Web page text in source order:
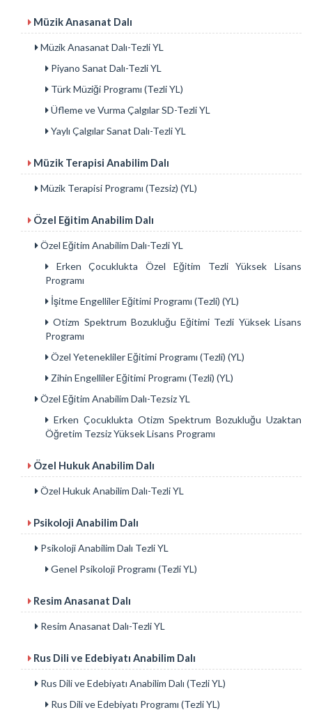
Müzik Anasanat Dalı
Müzik Anasanat Dalı-Tezli YL
Piyano Sanat Dalı-Tezli YL
Türk Müziği Programı (Tezli YL)
Üfleme ve Vurma Çalgılar SD-Tezli YL
Yaylı Çalgılar Sanat Dalı-Tezli YL
Müzik Terapisi Anabilim Dalı
Müzik Terapisi Programı (Tezsiz) (YL)
Özel Eğitim Anabilim Dalı
Özel Eğitim Anabilim Dalı-Tezli YL
Erken Çocuklukta Özel Eğitim Tezli Yüksek Lisans
Programı
İşitme Engelliler Eğitimi Programı (Tezli) (YL)
Otizm Spektrum Bozukluğu Eğitimi Tezli Yüksek Lisans
Programı
Özel Yetenekliler Eğitimi Programı (Tezli) (YL)
Zihin Engelliler Eğitimi Programı (Tezli) (YL)
Özel Eğitim Anabilim Dalı-Tezsiz YL
Erken Çocuklukta Otizm Spektrum Bozukluğu Uzaktan
Öğretim Tezsiz Yüksek Lisans Programı
Özel Hukuk Anabilim Dalı
Özel Hukuk Anabilim Dalı-Tezli YL
Psikoloji Anabilim Dalı
Psikoloji Anabilim Dalı Tezli YL
Genel Psikoloji Programı (Tezli YL)
Resim Anasanat Dalı
Resim Anasanat Dalı-Tezli YL
Rus Dili ve Edebiyatı Anabilim Dalı
Rus Dili ve Edebiyatı Anabilim Dalı (Tezli YL)
Rus Dili ve Edebiyatı Programı (Tezli YL)